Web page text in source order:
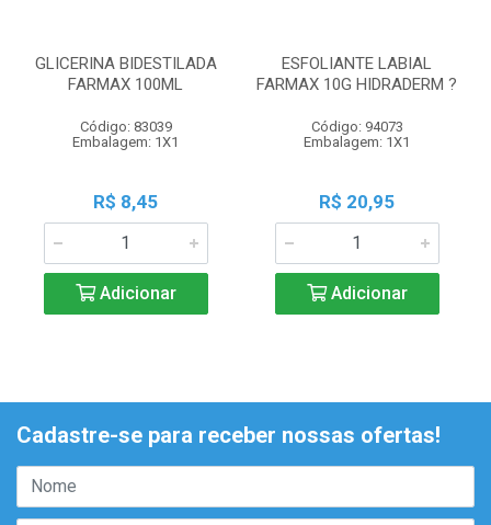
GLICERINA BIDESTILADA
FARMAX 100ML
Código: 83039
Embalagem: 1X1
R$ 8,45
Adicionar
ESFOLIANTE LABIAL
FARMAX 10G HIDRADERM ?
Código: 94073
Embalagem: 1X1
R$ 20,95
Adicionar
Cadastre-se para receber nossas ofertas!